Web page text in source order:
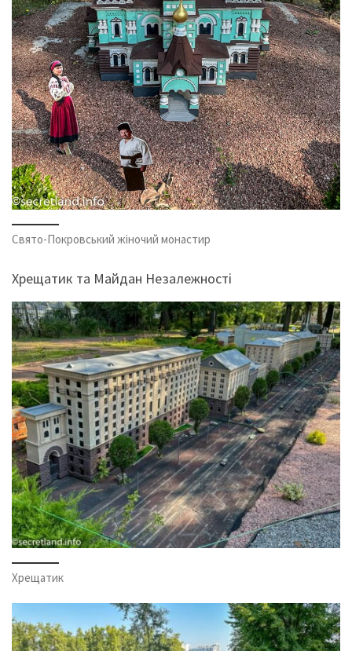
Свято-Покровський жіночий монастир
Хрещатик та Майдан Незалежності
Хрещатик